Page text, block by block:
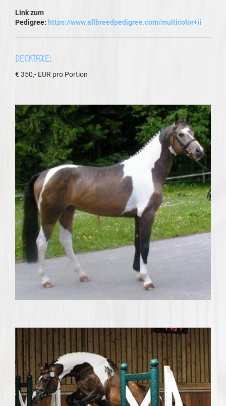
Link zum
Pedigree: https://www.allbreedpedigree.com/multicolor+ii
DECKTAXE:
€ 350,- EUR pro Portion